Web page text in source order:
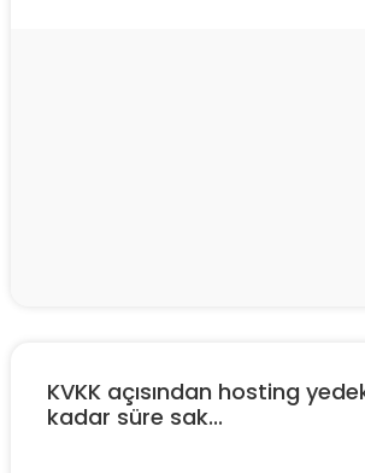
KVKK açısından hosting
kadar süre sak...